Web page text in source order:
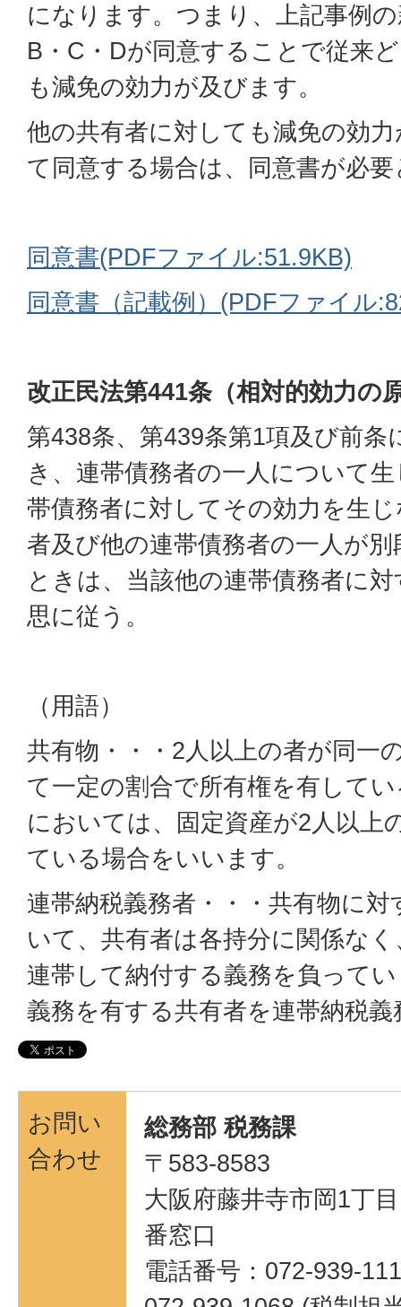
になります。つまり、上記事例
B・C・Dが同意することで従来
も減免の効力が及びます。
他の共有者に対しても減免の効
て同意する場合は、同意書が必
同意書(PDFファイル:51.9KB)
同意書（記載例）(PDFファイル
改正民法第441条（相対的効力の
第438条、第439条第1項及び前条
き、連帯債務者の一人について
帯債務者に対してその効力を生
者及び他の連帯債務者の一人が
ときは、当該他の連帯債務者に
思に従う。
（用語）
共有物・・・2人以上の者が同一
て一定の割合で所有権を有して
においては、固定資産が2人以上
ている場合をいいます。
連帯納税義務者・・・共有物に
いて、共有者は各持分に関係な
連帯して納付する義務を負って
義務を有する共有者を連帯納税
お問い
合わせ
総務部 税務課
〒583-8583
大阪府藤井寺市岡1丁
番窓口
電話番号：072-939-